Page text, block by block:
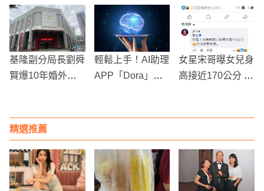
隱憂
綠柳川雙地標
程機密
基隆副分局長劉舜
賢爆10年婚外
班顧店
輕鬆上手！AI助理
APP「Dora」功
女星宋哥曝女兒身
高接近170公分 求
精選推薦